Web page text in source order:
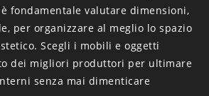
fondamentale valutare dimensioni,
per organizzare al meglio lo spazio
Scegli i mobili e oggetti
dei migliori produttori per ultimare
senza mai dimenticare